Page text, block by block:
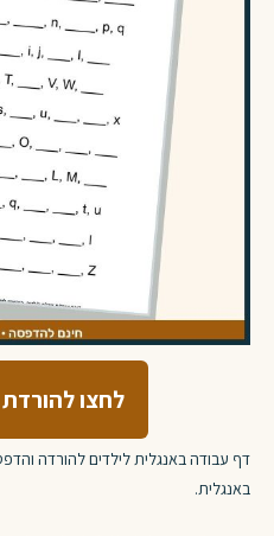
לחצו
דף עבודה באנגלית לילדים להורדה
באנגלית.